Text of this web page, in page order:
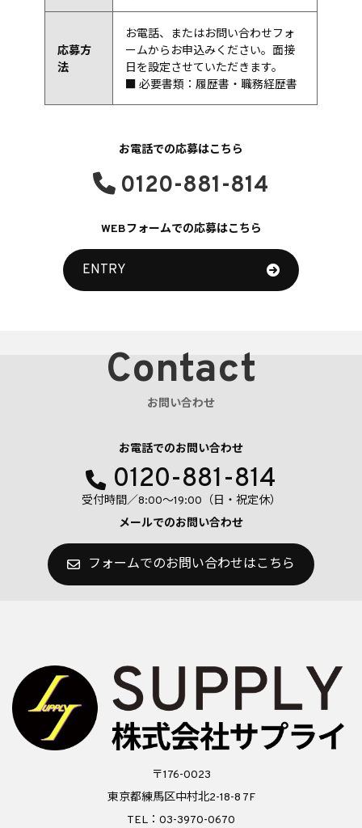
応募方
法
お電話、またはお問い合わせフォ
ームからお申込みください。面接
日を設定させていただきます。
■ 必要書類：履歴書・職務経歴書
お電話での応募はこちら
0120-881-814
WEBフォームでの応募はこちら
ENTRY
Contact
お問い合わせ
お電話でのお問い合わせ
0120-881-814
受付時間／8:00〜19:00（日・祝定休）
メールでのお問い合わせ
フォームでのお問い合わせはこちら
〒176-0023
東京都練馬区中村北2-18-8 7F
TEL：03-3970-0670